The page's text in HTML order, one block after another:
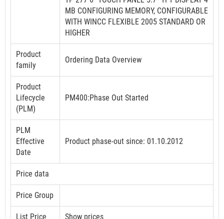
MB CONFIGURING MEMORY, CONFIGURABLE
WITH WINCC FLEXIBLE 2005 STANDARD OR
HIGHER
Product
family
Ordering Data Overview
Product
Lifecycle
(PLM)
PM400:Phase Out Started
PLM
Effective
Date
Product phase-out since: 01.10.2012
Price data
Price Group
List Price Show prices